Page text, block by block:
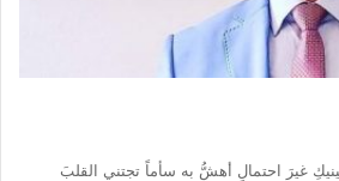
غيرَ احتمالٍ أهشُّ به سأماً تجتني القلبَ